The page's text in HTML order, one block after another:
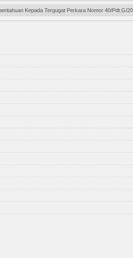
Kepada Tergugat Perkara Nomor 40/Pdt.G/